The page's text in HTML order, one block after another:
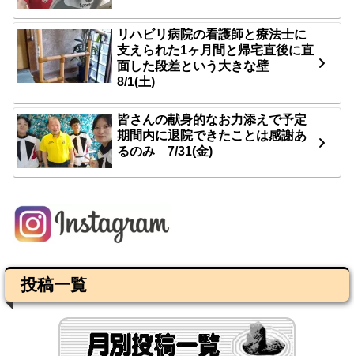
リハビリ病院の看護師と療法士に
支えられた1ヶ月間と帰宅直後に直
面した段差という大きな壁
8/1(土)
皆さんの献身的なお力添えで予定
期間内に退院できたことは感謝あ
るのみ 7/31(金)
投稿一覧